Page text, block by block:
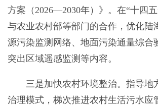
方案（2026—2030年）》。在“十四
与农业农村部等部门的合作，优化陆
源污染监测网络、地面污染通量综合
突出区域遥感监测等内容。
三是加快农村环境整治。指导地
治理模式，梯次推进农村生活污水应